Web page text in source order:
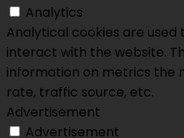
Analytics
Analytical cookies are
interact with the website.
information on metrics the
rate, traffic source, etc.
Advertisement
Advertisement